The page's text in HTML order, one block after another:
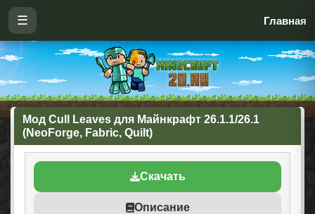
☰ Главная
Мод Cull Leaves для Майнкрафт 26.1.1/26.1
(NeoForge, Fabric, Quilt)
Скачать
Описание